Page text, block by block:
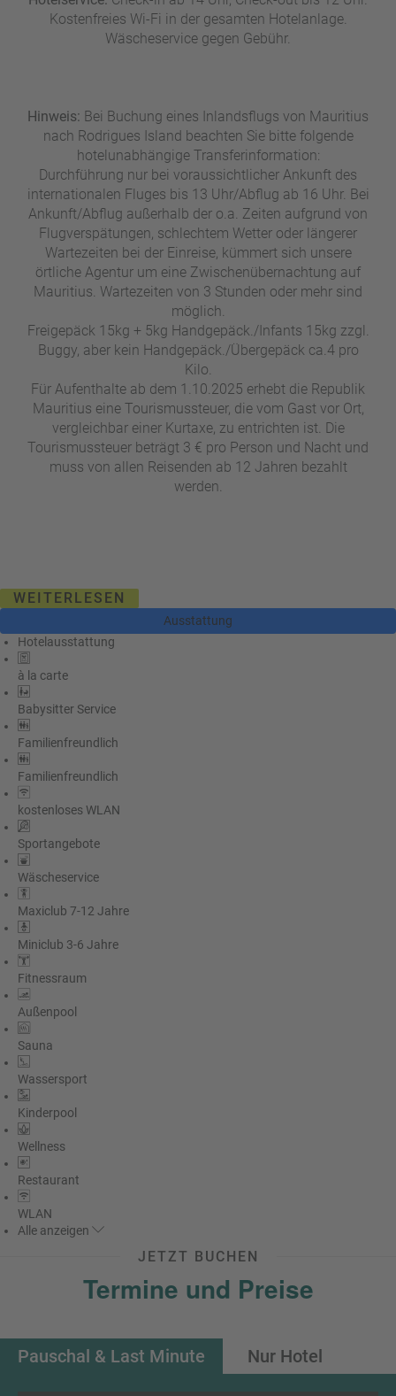
Kostenfreies Wi-Fi in der gesamten Hotelanlage.
Wäscheservice gegen Gebühr.
Hinweis: Bei Buchung eines Inlandsflugs von Mauritius
nach Rodrigues Island beachten Sie bitte folgende
hotelunabhängige Transferinformation:
Durchführung nur bei voraussichtlicher Ankunft des
internationalen Fluges bis 13 Uhr/Abflug ab 16 Uhr. Bei
Ankunft/Abflug außerhalb der o.a. Zeiten aufgrund von
Flugverspätungen, schlechtem Wetter oder längerer
Wartezeiten bei der Einreise, kümmert sich unsere
örtliche Agentur um eine Zwischenübernachtung auf
Mauritius. Wartezeiten von 3 Stunden oder mehr sind
möglich.
Freigepäck 15kg + 5kg Handgepäck./Infants 15kg zzgl.
Buggy, aber kein Handgepäck./Übergepäck ca.4 pro
Kilo.
Für Aufenthalte ab dem 1.10.2025 erhebt die Republik
Mauritius eine Tourismussteuer, die vom Gast vor Ort,
vergleichbar einer Kurtaxe, zu entrichten ist. Die
Tourismussteuer beträgt 3 € pro Person und Nacht und
muss von allen Reisenden ab 12 Jahren bezahlt
werden.
WEITERLESEN
Ausstattung
Hotelausstattung
à la carte
Babysitter Service
Familienfreundlich
Familienfreundlich
kostenloses WLAN
Sportangebote
Wäscheservice
Maxiclub 7-12 Jahre
Miniclub 3-6 Jahre
Fitnessraum
Außenpool
Sauna
Wassersport
Kinderpool
Wellness
Restaurant
WLAN
Alle anzeigen
JETZT BUCHEN
Termine und Preise
Pauschal & Last Minute Nur Hotel